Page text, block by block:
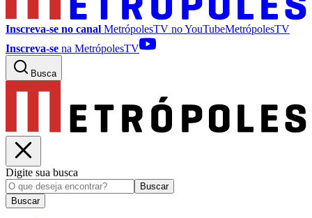
Inscreva-se no canal MetrópolesTV noYouTubeMetrópolesTV
Inscreva-se na MetrópolesTV
Busca
Digite sua busca
Buscar
Buscar